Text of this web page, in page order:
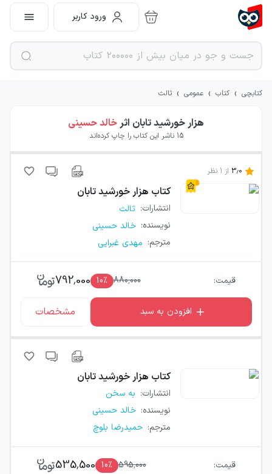
ورود کاربر
کتابچی › کتاب › عمومی › ثالث
هزار خورشید تابان اثرخالد حسینی
15 ناشر این کتاب را چاپ کرده‌اند
3.0 از 1 نظر
کتاب هزار خورشید تابان
انتشارات: ثالث
نویسنده: خالد حسینی
مترجم: مهدی غبرایی
قیمت: 880,000
10٪ 792,000
افزودن به سبد مشخصات
کتاب هزار خورشید تابان
انتشارات: به سخن
نویسنده: خالد حسینی
مترجم: حمیدرضا بلوچ
قیمت: 595,000
10٪ 535,500